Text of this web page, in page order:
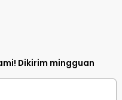
Dikirim mingguan